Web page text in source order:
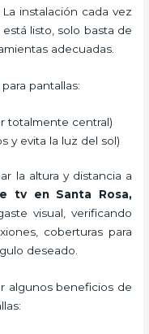
instalación cada vez
listo, solo basta de
adecuadas.
pantallas:
totalmente central)
y evita la luz del sol)
la altura y distancia a
tv en Santa Rosa,
visual, verificando
coberturas para
deseado.
algunos beneficios de